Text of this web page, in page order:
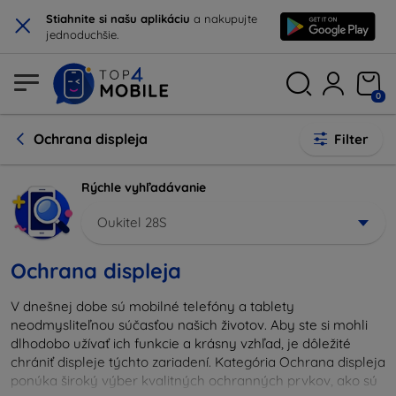
× Stiahnite si našu aplikáciu a nakupujte
jednoduchšie.
0
Ochrana displeja Filter
Rýchle vyhľadávanie
Oukitel 28S
Ochrana displeja
V dnešnej dobe sú mobilné telefóny a tablety
neodmysliteľnou súčasťou našich životov. Aby ste si mohli
dlhodobo užívať ich funkcie a krásny vzhľad, je dôležité
chrániť displeje týchto zariadení. Kategória Ochrana displeja
ponúka široký výber kvalitných ochranných prvkov, ako sú